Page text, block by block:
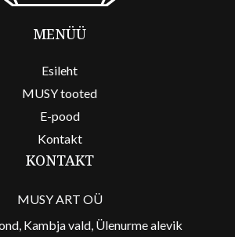
MENÜÜ
Esileht
MUSY tooted
E-pood
Kontakt
KONTAKT
MUSY ART OÜ
Kambja vald, Ülenurme alevik